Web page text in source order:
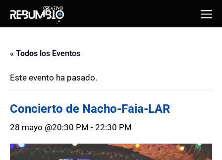
contenido
« Todos los Eventos
Este evento ha pasado.
Concierto de Nacho-Faia-LAR
28 mayo @20:30 PM - 22:30 PM